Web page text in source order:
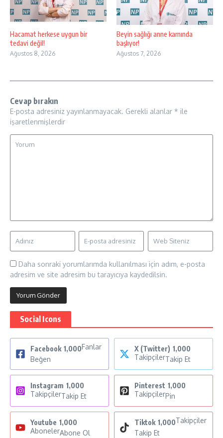
Hacamat herkese uygun bir
tedavi değil!
Ağustos 8, 2026
Beyin sağlığı anne karnında
başlıyor!
Ağustos 7, 2026
Cevap bırakın
E-posta adresiniz yayınlanmayacak. Gerekli alanlar * ile
işaretlenmişlerdir
Daha sonraki yorumlarımda kullanılması için adım, e-posta
adresim ve site adresim bu tarayıcıya kaydedilsin.
Social Icons
Facebook 1,000Fanlar
Beğen
X (Twitter) 1,000
TakipçilerTakip Et
Instagram 1,000
TakipçilerTakip Et
Pinterest 1,000
TakipçilerPin
Youtube 1,000
AbonelerAbone Ol
Tiktok 1,000Takipçiler
Takip Et